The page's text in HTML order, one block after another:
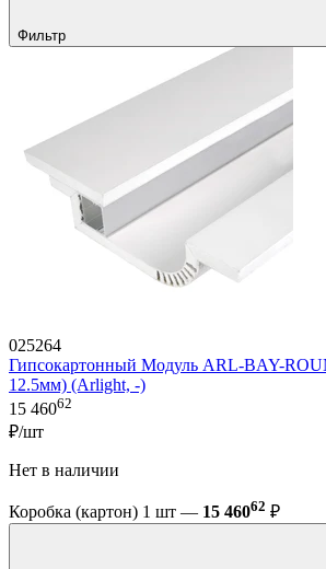
Фильтр
025264
Гипсокартонный Модуль ARL-BAY-
12.5мм) (Arlight, -)
15 46062
₽/шт
Нет в наличии
Коробка (картон) 1 шт — 15 46062 ₽